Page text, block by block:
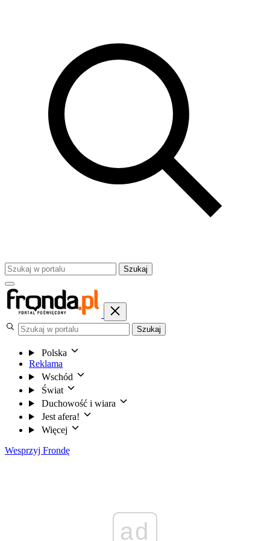
Szukaj
Szukaj
Polska
Reklama
Wschód
Świat
Duchowość i wiara
Jest afera!
Więcej
Wesprzyj Frondę
ad